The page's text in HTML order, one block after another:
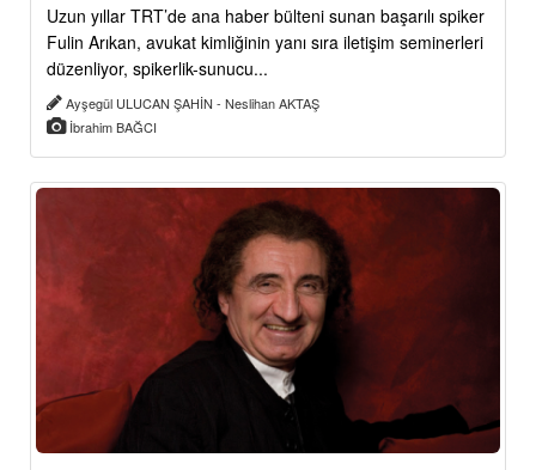
Uzun yıllar TRT’de ana haber bülteni sunan başarılı spiker
Fulin Arıkan, avukat kimliğinin yanı sıra iletişim seminerleri
düzenliyor, spikerlik-sunucu...
Ayşegül ULUCAN ŞAHİN - Neslihan AKTAŞ
İbrahim BAĞCI